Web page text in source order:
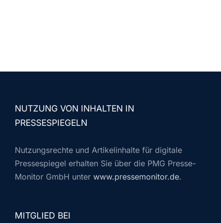
NUTZUNG VON INHALTEN IN
PRESSESPIEGELN
Nutzungsrechte und Artikelinhalte für digitale
Pressespiegel erhalten Sie über die PMG Presse-
Monitor GmbH unter www.pressemonitor.de.
MITGLIED BEI